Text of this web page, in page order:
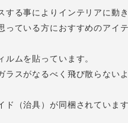
る事によりインテリアに動き
ている方におすすめのアイテ
ムを貼っています。
スがなるべく飛び散らないよ
（治具）が同梱されていま